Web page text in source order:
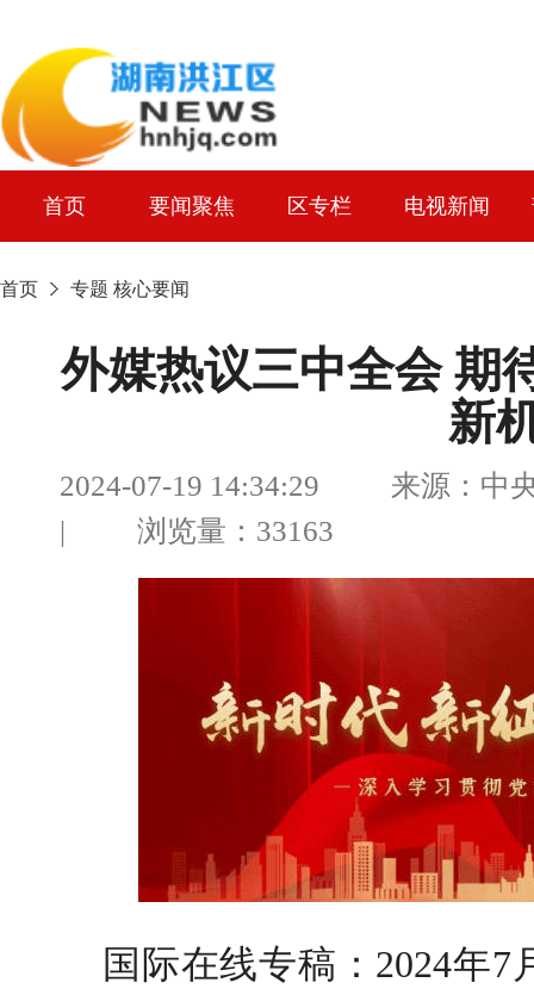
首页 要闻聚焦 区专栏 电视新闻
首页 专题 核心要闻
外媒热议三中全会 期
新
2024-07-19 14:34:29 来源：中央
| 浏览量：33163
国际在线专稿：2024年